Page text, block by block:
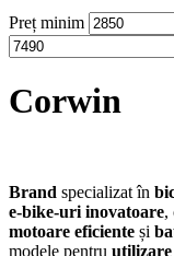
Preț minim
Corwin
Brand specializat în
e-bike-uri inovatoare,
motoare eficiente și
modele pentru